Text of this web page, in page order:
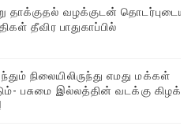
தாக்குதல் வழக்குடன் தொடர்புடைய
தீவிர பாதுகாப்பில்
நிலையிலிருந்து எமது மக்கள்
பசுமை இல்லத்தின் வடக்கு கிழக்கு